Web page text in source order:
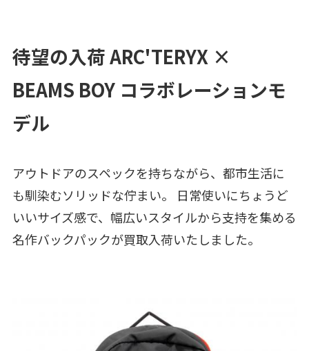
待望の入荷 ARC'TERYX ×
BEAMS BOY コラボレーションモ
デル
アウトドアのスペックを持ちながら、都市生活に
も馴染むソリッドな佇まい。 日常使いにちょうど
いいサイズ感で、幅広いスタイルから支持を集める
名作バックパックが買取入荷いたしました。